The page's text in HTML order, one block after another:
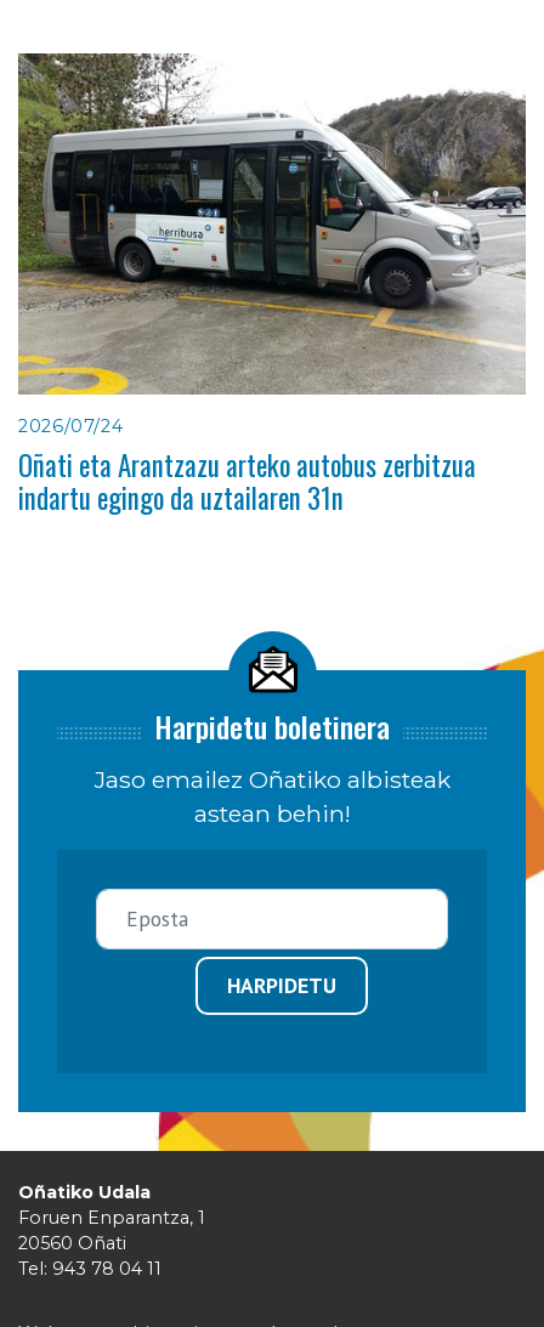
2026/07/24
Oñati eta Arantzazu arteko autobus zerbitzua
indartu egingo da uztailaren 31n
Harpidetu boletinera
Jaso emailez Oñatiko albisteak
astean behin!
HARPIDETU
Oñatiko Udala
Foruen Enparantza, 1
20560 Oñati
Tel: 943 78 04 11